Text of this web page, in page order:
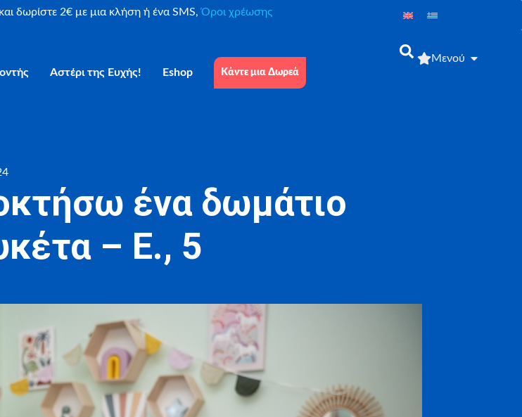
δωρίστε 2€ με μια κλήση ή ένα SMS,Όροι χρέωσης
Αστέρι της Ευχής! Eshop Κάντε μια Δωρεά
Μενού
ένα δωμάτιο
– E., 5